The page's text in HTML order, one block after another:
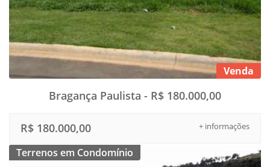
Venda
Bragança Paulista - R$ 180.000,00
+ informações
R$ 180.000,00
Terrenos em Condomínio